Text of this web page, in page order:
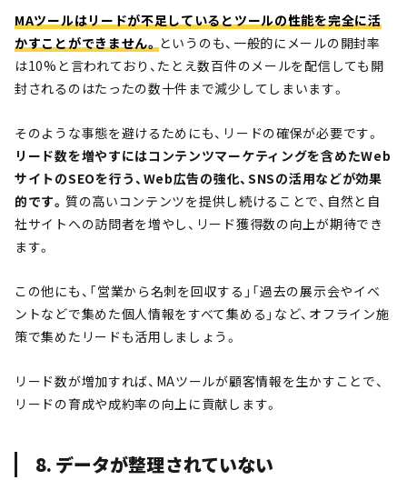
MAツールはリードが不足しているとツールの性能を完全に活
かすことができません。というのも、一般的にメールの開封率
は10%と言われており、たとえ数百件のメールを配信しても開
封されるのはたったの数十件まで減少してしまいます。
そのような事態を避けるためにも、リードの確保が必要です。
リード数を増やすにはコンテンツマーケティングを含めたWeb
サイトのSEOを行う、Web広告の強化、SNSの活用などが効果
的です。 質の高いコンテンツを提供し続けることで、自然と自
社サイトへの訪問者を増やし、リード獲得数の向上が期待でき
ます。
この他にも、「営業から名刺を回収する」「過去の展示会やイベ
ントなどで集めた個人情報をすべて集める」など、オフライン施
策で集めたリードも活用しましょう。
リード数が増加すれば、MAツールが顧客情報を生かすことで、
リードの育成や成約率の向上に貢献します。
8. データが整理されていない